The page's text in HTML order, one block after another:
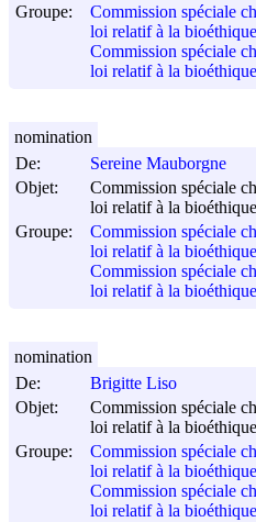
Groupe:
Commission spéciale
loi relatif à la bioéthique
Commission spéciale
loi relatif à la
De:
Sereine Mauborgne
Objet:
Commission spéciale
loi relatif à la bioéthique
Groupe:
Commission spéciale
loi relatif à la bioéthique
Commission spéciale
loi relatif à la
nomination
De:
Brigitte Liso
Objet:
Commission spéciale
loi relatif à la bioéthique
Groupe:
Commission spéciale
loi relatif à la bioéthique
Commission spéciale
loi relatif à la
nomination